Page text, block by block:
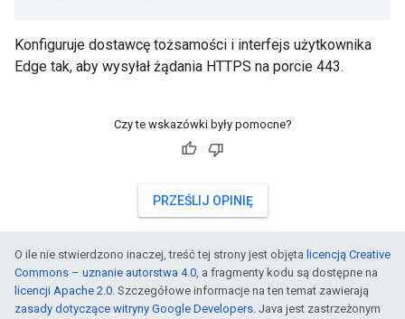
Konfiguruje dostawcę tożsamości i interfejs użytkownika
Edge tak, aby wysyłał żądania HTTPS na porcie 443.
Czy te wskazówki były pomocne?
PRZEŚLIJ OPINIĘ
O ile nie stwierdzono inaczej, treść tej strony jest objęta licencją Creative
Commons – uznanie autorstwa 4.0, a fragmenty kodu są dostępne na
licencji Apache 2.0. Szczegółowe informacje na ten temat zawierają
zasady dotyczące witryny Google Developers. Java jest zastrzeżonym